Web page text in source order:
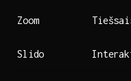
Zoom
Slido